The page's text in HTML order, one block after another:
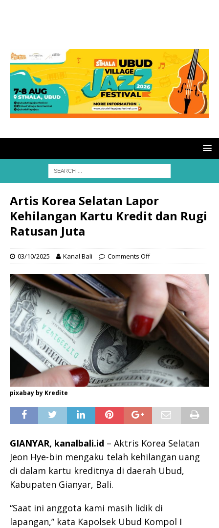
Artis Korea Selatan Lapor
Kehilangan Kartu Kredit dan Rugi
Ratusan Juta
03/10/2025 Kanal Bali Comments Off
pixabay by Kredite
GIANYAR, kanalbali.id – Aktris Korea Selatan
Jeon Hye-bin mengaku telah kehilangan uang
di dalam kartu kreditnya di daerah Ubud,
Kabupaten Gianyar, Bali.
“Saat ini anggota kami masih lidik di
lapangan,” kata Kapolsek Ubud Kompol I